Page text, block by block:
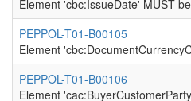
Element 'cbc:IssueDate' MUST
PEPPOL-T01-B00105
Element
PEPPOL-T01-B00106
Element